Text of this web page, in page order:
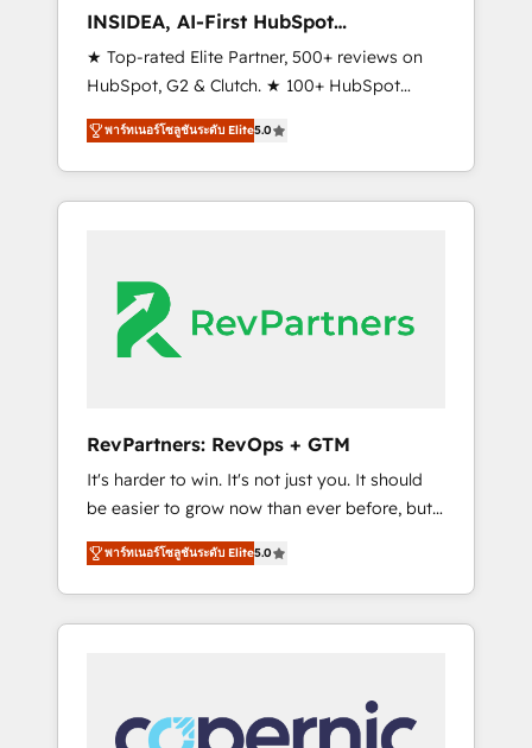
adoption with change-management
programs, and align marketing, sales, and
service to drive sustainable growth With 6
key HubSpot accreditations and experience
across hundreds of organizations in dozens
of industries, there’s a good chance one of
our globally integrated teams has worked
looking for...and get your next big initiative
moving!
INSIDEA, AI-First HubSpot
Onboarding & RevOps
★ Top-rated Elite Partner, 500+ reviews on
HubSpot, G2 & Clutch. ★ 100+ HubSpot
Certified Experts & Trainers across the team
★ 1,500+ implementations across five
continents ★ AI-First, RevOps-led,
Onboarding obsessed ★ Company of the
engine. We onboard your team, migrate your
data, and build AI-powered workflows that
drive adoption from week one, in your time
from any legacy CRM. Zero downtime, full
data integrity. ➤ Implementation: Configure
HubSpot to run your revenue process. Sales,
marketing, and service wired together. ➤ AI
and Integrations: Layer Breeze AI, custom
agents, and APIs to remove manual work. ➤
Ongoing Management: Monthly tune-ups,
portal? We are built for the work.
พาร์ทเนอร์โซลูชันระดับ Elite5.0
RevPartners: RevOps + GTM
It's harder to win. It's not just you. It should
be easier to grow now than ever before, but
it's not. So our focus is serving you, the
person responsible for the revenue number.
We do that by bridging the gap where
agencies fail: combining GTM strategy with
We engineer revenue outcomes for the GTM
พาร์ทเนอร์โซลูชันระดับ Elite5.0